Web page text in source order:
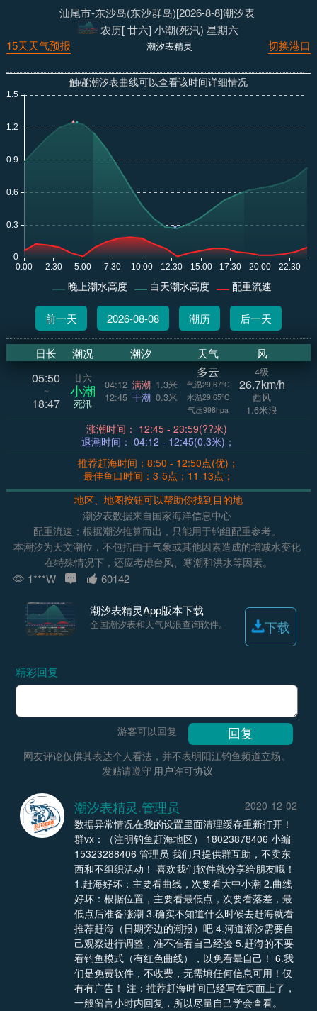
汕尾市-东沙岛(东沙群岛)[2026-8-8]潮汐表
农历[ 廿六] 小潮(死汛) 星期六
切换港口
潮汐表精灵
15天天气预报
触碰潮汐表曲线可以查看该时间详细情况
晚上潮水高度 白天潮水高度 配重流速
前一天 2026-08-08 潮历 后一天
日长 潮况 潮汐 天气 风
05:50
~
18:47
廿六
小潮
死汛
04:12 满潮 1.3米
12:45 干潮 0.3米
多云
气温29.67°C
水温29.65°C
气压998hpa
4级
26.7km/h
西风
1.6米浪
涨潮时间： 12:45 - 23:59(??米)
退潮时间： 04:12 - 12:45(0.3米)；
推荐赶海时间：8:50 - 12:50点(优)；
最佳鱼口时间：3-5点；11-13点；
地区、地图按钮可以帮助你找到目的地
潮汐表数据来自国家海洋信息中心
配重流速：根据潮汐推算而出，只能用于钓组配重参考。
本潮汐为天文潮位，不包括由于气象或其他因素造成的增减水变化
在特殊情况下，还应考虑台风、寒潮和洪水等因素。
1***W 60142
潮汐表精灵App版本下载
全国潮汐表和天气风浪查询软件。 下载
精彩回复
游客可以回复
网友评论仅供其表达个人看法，并不表明阳江钓鱼频道立场。
发贴请遵守 用户许可协议
潮汐表精灵.管理员
2020-12-02
数据异常情况在我的设置里面清理缓存重新打开！
群vx：（注明钓鱼赶海地区） 18023878406 小编
15323288406 管理员 我们只提供群互助，不卖东
西和不组织活动！ 喜欢我们软件就分享给朋友哦！
1.赶海好坏：主要看曲线，次要看大中小潮 2.曲线
好坏：根据位置，主要看最低点，次要看落差，最
低点后准备涨潮 3.确实不知道什么时候去赶海就看
推荐赶海（日期旁边的潮报）吧 4.河道潮汐需要自
己观察进行调整，准不准看自己经验 5.赶海的不要
看钓鱼模式（有红色曲线），以免看晕自己！ 6.我
们是免费软件，不收费，无需填任何信息可用！仅
有有广告！ 注：推荐赶海时间已经写在页面上了，
一般留言小时内回复，所以尽量自己学会查看。